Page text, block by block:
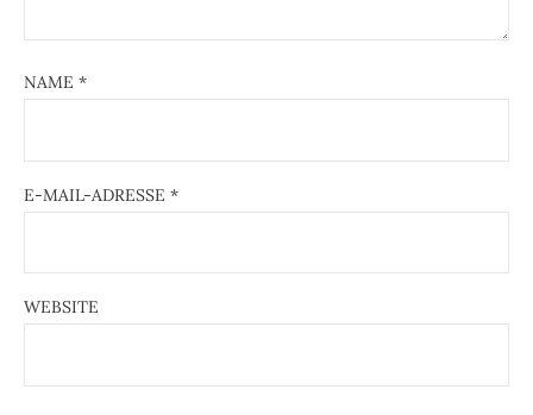
NAME *
E-MAIL-ADRESSE *
WEBSITE